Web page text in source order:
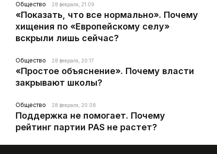
Общество 28 февраля, 21:09
«Показать, что все нормально». Почему
хищения по «Европейскому селу»
вскрыли лишь сейчас?
Общество 28 февраля, 20:17
«Простое объяснение». Почему власти
закрывают школы?
Общество 28 февраля, 20:08
Поддержка не помогает. Почему
рейтинг партии PAS не растет?